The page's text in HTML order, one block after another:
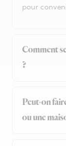
pour
Comment
?
Peut-on
ou une